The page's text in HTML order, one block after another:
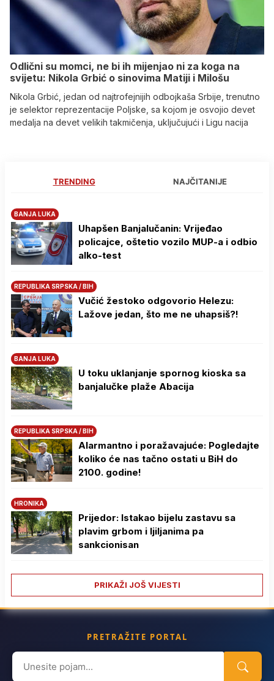
Odlični su momci, ne bi ih mijenjao ni za koga na
svijetu: Nikola Grbić o sinovima Matiji i Milošu
Nikola Grbić, jedan od najtrofejnijih odbojkaša Srbije, trenutno
je selektor reprezentacije Poljske, sa kojom je osvojio devet
medalja na devet velikih takmičenja, uključujući i Ligu nacija
TRENDING NAJČITANIJE
BANJA LUKA
Uhapšen Banjalučanin: Vrijeđao
policajce, oštetio vozilo MUP-a i odbio
alko-test
REPUBLIKA SRPSKA / BIH
Vučić žestoko odgovorio Helezu:
Lažove jedan, što me ne uhapsiš?!
BANJA LUKA
U toku uklanjanje spornog kioska sa
banjalučke plaže Abacija
REPUBLIKA SRPSKA / BIH
Alarmantno i poražavajuće: Pogledajte
koliko će nas tačno ostati u BiH do
2100. godine!
HRONIKA
Prijedor: Istakao bijelu zastavu sa
plavim grbom i ljiljanima pa
sankcionisan
PRIKAŽI JOŠ VIJESTI
PRETRAŽITE PORTAL
Search
for: